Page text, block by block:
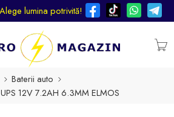
lumina potrivită!
Baterii auto
12V 7.2AH 6.3MM ELMOS